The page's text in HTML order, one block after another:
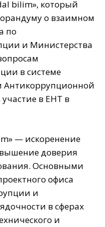
bilim», который
о взаимном
по
и Министерства
в системе
Антикоррупционной
в ЕНТ в
— искоренение
доверия
Основными
офиса
и
в сферах
и